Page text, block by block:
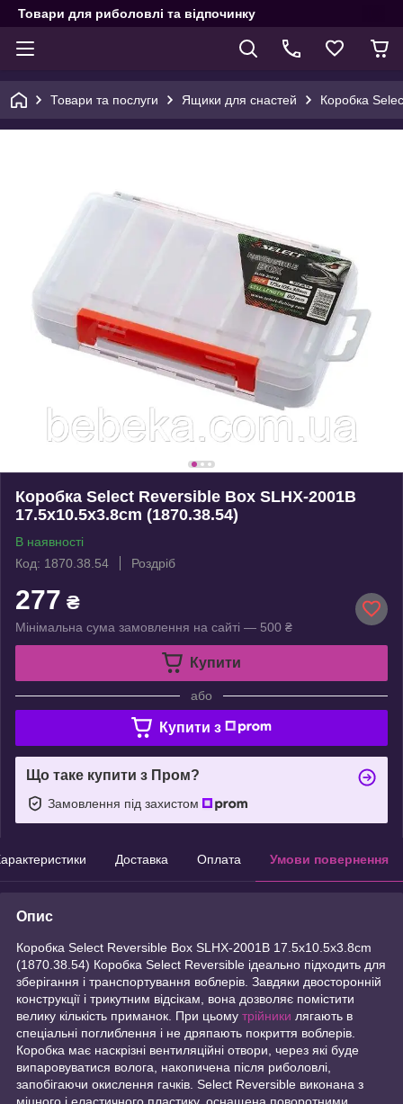
Товари для риболовлі та відпочинку
Товари та послуги Ящики для снастей Коробка
Коробка Select Reversible Box SLHX-2001B
17.5х10.5х3.8cm (1870.38.54)
В наявності
Код: 1870.38.54
Роздріб
277 ₴
Мінімальна сума замовлення на сайті — 500 ₴
Купити
або
Купити з
Що таке купити з Пром?
Замовлення під захистом
Доставка Оплата Умови повернення
Опис
Коробка Select Reversible Box SLHX-2001B 17.5х10.5х3.8cm
(1870.38.54) Коробка Select Reversible ідеально підходить для
зберігання і транспортування воблерів. Завдяки двосторонній
конструкції і трикутним відсікам, вона дозволяє помістити
велику кількість приманок. При цьому трійники лягають в
спеціальні поглиблення і не дряпають покриття воблерів.
Коробка має наскрізні вентиляційні отвори, через які буде
випаровуватися волога, накопичена після риболовлі,
запобігаючи окислення гачків. Select Reversible виконана з
міцного і еластичного пластику, оснащена поворотними